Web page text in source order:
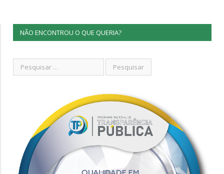
NÃO ENCONTROU O QUE QUERIA?